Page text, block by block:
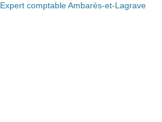
Expert comptable Ambarès-et-Lagrave